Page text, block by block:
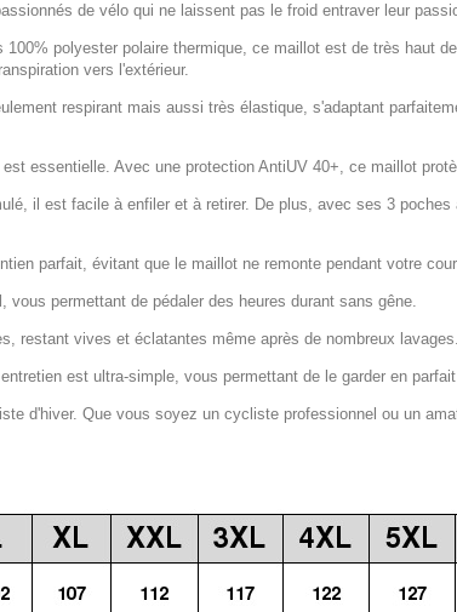
de vélo qui ne laissent pas le froid entraver leur
100% polyester polaire thermique, ce maillot est de très haut
vers l'extérieur.
respirant mais aussi très élastique, s'adaptant
essentielle. Avec une protection AntiUV 40+, ce maillot
il est facile à enfiler et à retirer. De plus, avec ses 3
parfait, évitant que le maillot ne remonte pendant votre
permettant de pédaler des heures durant sans gêne.
restant vives et éclatantes même après de nombreux lavages.
est ultra-simple, vous permettant de le garder en
d'hiver. Que vous soyez un cycliste professionnel ou un